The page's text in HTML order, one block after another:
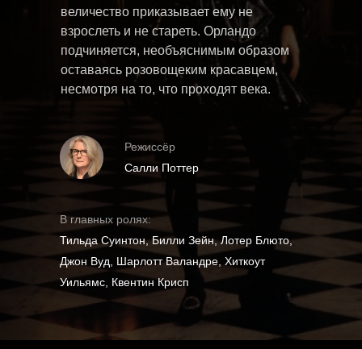
В главных ролях:
Тильда Суинтон, Билли Зейн, Лотер Блюто,
Джон Вуд, Шарлотт Валандре, Хиткоут
Уильямс, Квентин Крисп
Режиссёр
Салли Поттер
величество приказывает ему не
взрослеть и не стареть. Орландо
подчиняется, необъяснимым образом
оставаясь розовощеким красавцем,
несмотря на то, что проходят века.